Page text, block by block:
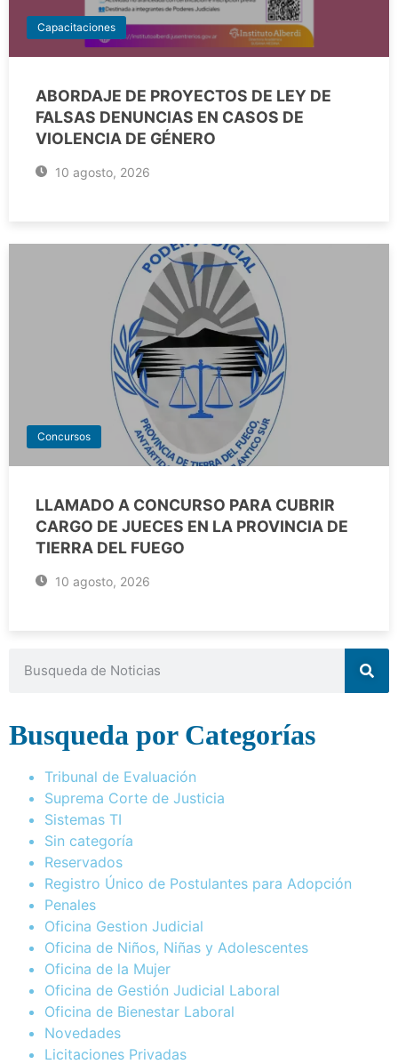
Capacitaciones
ABORDAJE DE PROYECTOS DE LEY DE
FALSAS DENUNCIAS EN CASOS DE
VIOLENCIA DE GÉNERO
10 agosto, 2026
Concursos
LLAMADO A CONCURSO PARA CUBRIR
CARGO DE JUECES EN LA PROVINCIA DE
TIERRA DEL FUEGO
10 agosto, 2026
Busqueda por Categorías
Tribunal de Evaluación
Suprema Corte de Justicia
Sistemas TI
Sin categoría
Reservados
Registro Único de Postulantes para Adopción
Penales
Oficina Gestion Judicial
Oficina de Niños, Niñas y Adolescentes
Oficina de la Mujer
Oficina de Gestión Judicial Laboral
Oficina de Bienestar Laboral
Novedades
Licitaciones Privadas